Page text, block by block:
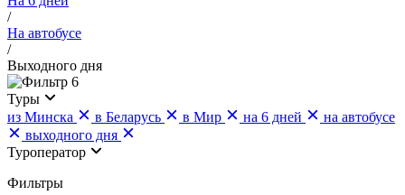
/
На автобусе
/
Выходного дня
6
Туры
из Минска
в Беларусь в Мир на 6 дней
на автобусе
выходного дня
Туроператор
Фильтры